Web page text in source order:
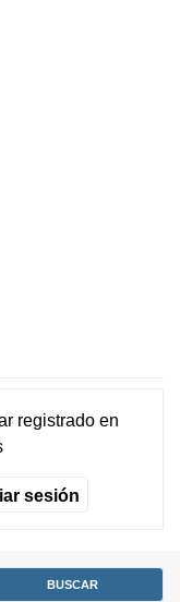
registradoen
sesión